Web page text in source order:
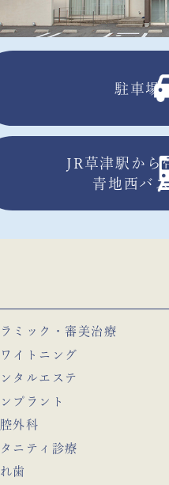
駐車場
JR草津駅から
青地西バ
ミック・審美治療
イトニング
タルエステ
プラント
外科
ニティ診療
歯